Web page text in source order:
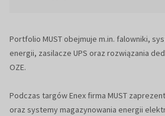
Portfolio MUST obejmuje m.in. falowniki,
energii, zasilacze UPS oraz rozwiązania
OZE.
Podczas targów Enex firma MUST
oraz systemy magazynowania energii